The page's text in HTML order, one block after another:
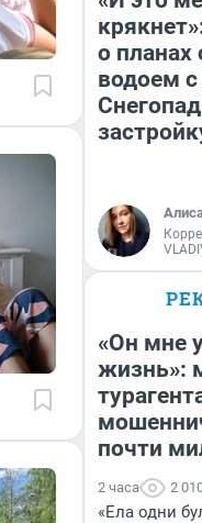
о планах
водоем
«Он мне
жизнь»:
почти
2 часа 2
«Ела одни